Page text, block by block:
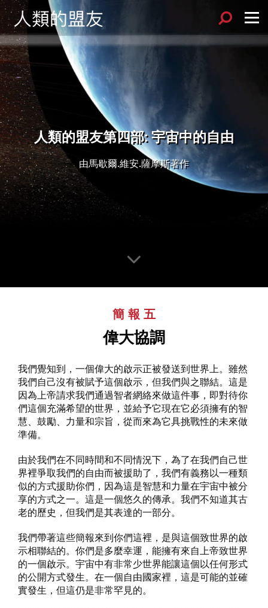
人類的盟友第四部: 宇宙中的自由
由馬歇爾.維安.薩摩斯著作
簡報五
偉大協調
我們覺知到，一個偉大的啟示正被發送到世界上。雖然
我們自己沒有被賦予這個啟示，但我們與之聯結。這是
因為上帝請求我們通過智者網絡來做這件事，即對待你
們這個充滿希望的世界，並給予它現在它必須擁有的智
慧、鼓勵、力量和宗旨，從而來為它具挑戰性的未來做
準備。
由於我們在不同時間和不同情況下，為了在我們自己世
界裡爭取我們的自由而被援助了，我們有義務以一種類
似的方式援助你們，因為這是智慧和力量在宇宙中被分
享的方式之一。這是一個悠久的傳承。我們不知道其古
老的歷史，但我們是其表達的一部分。
我們帶著這些簡報來到你們這裡，是與這個致世界的啟
示相聯結的。你們是多麼幸運，能擁有來自上帝致世界
的一個啟示。宇宙中有非常少世界能讓這個以任何形式
的公開方式發生。在一個自由國家裡，這是可能的並確
實發生，但這仍是非常罕見的。